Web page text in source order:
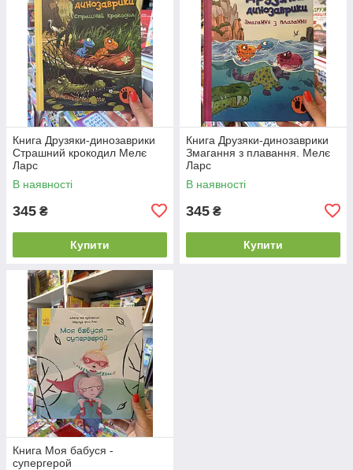
Книга Друзяки-динозаврики
Страшний крокодил Мелє
Ларс
В наявності
345 ₴
Купити
Книга Друзяки-динозаврики
Змагання з плавання. Мелє
Ларс
В наявності
345 ₴
Купити
Книга Моя бабуся -
супергерой